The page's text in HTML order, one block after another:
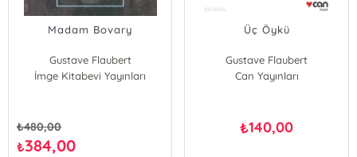
Madam Bovary
Gustave Flaubert
İmge Kitabevi Yayınları
₺480,00
₺384,00
Üç Öykü
Gustave Flaubert
Can Yayınları
₺140,00